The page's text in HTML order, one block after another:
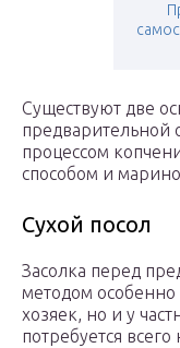
Существуют две
предварительной
процессом
способом и
Сухой посол
Засолка перед
методом
хозяек, но и у
потребуется